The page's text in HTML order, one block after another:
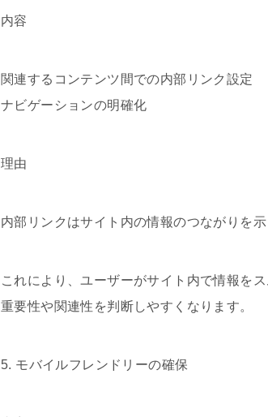
内容
関連するコンテンツ間での内部リンク設定
ナビゲーションの明確化
理由
内部リンクはサイト内の情報のつながりを
これにより、ユーザーがサイト内で情報を
重要性や関連性を判断しやすくなります。
5. モバイルフレンドリーの確保